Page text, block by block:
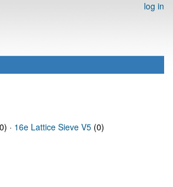
log in
· 16e Lattice Sieve V5 (0)